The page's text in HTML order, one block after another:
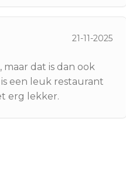
21-11-2025
maar dat is dan ook
een leuk restaurant
erg lekker.